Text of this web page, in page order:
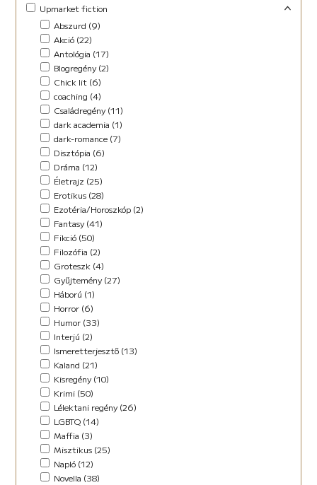
Lányregény (7)
Mese (141)
New Adult (9)
Novella (4)
Vers (27)
Novella (10)
Regény (13)
Szociodráma (2)
Vers (36)
Akció (13)
Chick lit (4)
coaching (1)
Családregény (8)
Dark Fantasy (1)
Disztópia (4)
Életrajz (7)
Erotikus (14)
Ezotéria/Horoszkóp (3)
Fikció (46)
fun fiction (1)
Háború (2)
Horror (5)
Kaland (11)
Kisregény (10)
Lélektani regény (12)
Misztikus (9)
Napló (4)
New Adult (5)
Novella (34)
Oktatás (2)
Paródia (3)
Regény (42)
Romantikus (29)
Sci-fi (14)
Steampunk (1)
Urban Fantasy (2)
Utikönyv (8)
Válogatott írások (48)
Vers (17)
Upmarket fiction
Abszurd (9)
Akció (22)
Antológia (17)
Blogregény (2)
Chick lit (6)
coaching (4)
Családregény (11)
dark academia (1)
dark-romance (7)
Disztópia (6)
Dráma (12)
Életrajz (25)
Erotikus (28)
Ezotéria/Horoszkóp (2)
Fantasy (41)
Fikció (50)
Filozófia (2)
Groteszk (4)
Gyűjtemény (27)
Háború (1)
Horror (6)
Humor (33)
Interjú (2)
Ismeretterjesztő (13)
Kaland (21)
Kisregény (10)
Krimi (50)
Lélektani regény (26)
LGBTQ (14)
Maffia (3)
Misztikus (25)
Napló (12)
Novella (38)